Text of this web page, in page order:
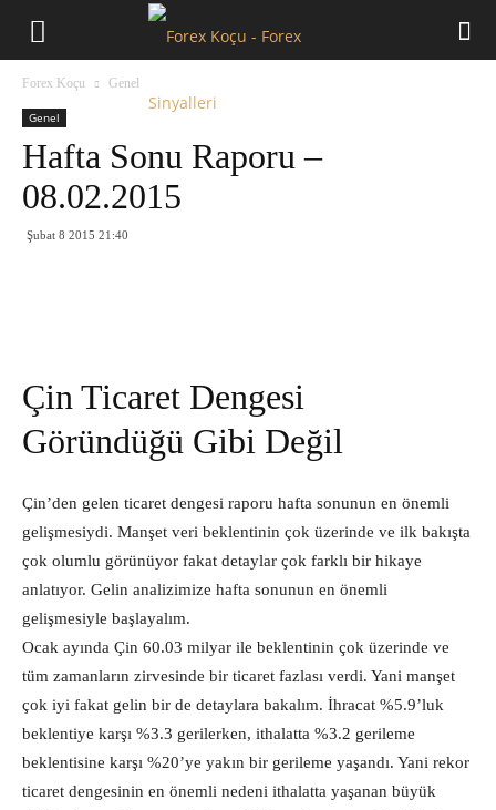
Forex Koçu Genel
Genel
Hafta Sonu Raporu –
08.02.2015
Şubat 8 2015 21:40
Çin Ticaret Dengesi
Göründüğü Gibi Değil
Çin’den gelen ticaret dengesi raporu hafta sonunun en önemli
gelişmesiydi. Manşet veri beklentinin çok üzerinde ve ilk bakışta
çok olumlu görünüyor fakat detaylar çok farklı bir hikaye
anlatıyor. Gelin analizimize hafta sonunun en önemli
gelişmesiyle başlayalım.
Ocak ayında Çin 60.03 milyar ile beklentinin çok üzerinde ve
tüm zamanların zirvesinde bir ticaret fazlası verdi. Yani manşet
çok iyi fakat gelin bir de detaylara bakalım. İhracat %5.9’luk
beklentiye karşı %3.3 gerilerken, ithalatta %3.2 gerileme
beklentisine karşı %20’ye yakın bir gerileme yaşandı. Yani rekor
ticaret dengesinin en önemli nedeni ithalatta yaşanan büyük